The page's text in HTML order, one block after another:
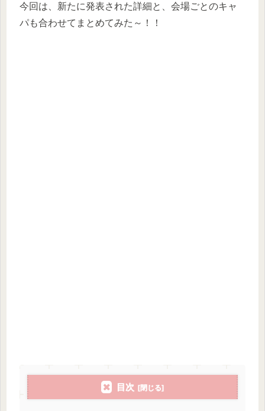
今回は、新たに発表された詳細と、会場ごとのキャ
パも合わせてまとめてみた～！！
目次